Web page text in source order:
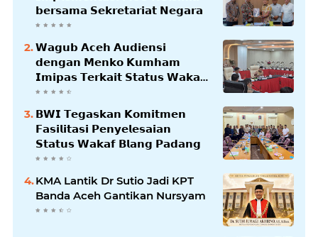
𝗯𝗲𝗿𝘀𝗮𝗺𝗮 𝗦𝗲𝗸𝗿𝗲𝘁𝗮𝗿𝗶𝗮𝘁 𝗡𝗲𝗴𝗮𝗿𝗮
𝗪𝗮𝗴𝘂𝗯 𝗔𝗰𝗲𝗵 𝗔𝘂𝗱𝗶𝗲𝗻𝘀𝗶
𝗱𝗲𝗻𝗴𝗮𝗻 𝗠𝗲𝗻𝗸𝗼 𝗞𝘂𝗺𝗵𝗮𝗺
𝗜𝗺𝗶𝗽𝗮𝘀 𝗧𝗲𝗿𝗸𝗮𝗶𝘁 𝗦𝘁𝗮𝘁𝘂𝘀 𝗪𝗮𝗸𝗮𝗳
𝗕𝗹𝗮𝗻𝗴𝗽𝗮𝗱𝗮𝗻𝗴
𝗕𝗪𝗜 𝗧𝗲𝗴𝗮𝘀𝗸𝗮𝗻 𝗞𝗼𝗺𝗶𝘁𝗺𝗲𝗻
𝗙𝗮𝘀𝗶𝗹𝗶𝘁𝗮𝘀𝗶 𝗣𝗲𝗻𝘆𝗲𝗹𝗲𝘀𝗮𝗶𝗮𝗻
𝗦𝘁𝗮𝘁𝘂𝘀 𝗪𝗮𝗸𝗮𝗳 𝗕𝗹𝗮𝗻𝗴 𝗣𝗮𝗱𝗮𝗻𝗴
KMA Lantik Dr Sutio Jadi KPT
Banda Aceh Gantikan Nursyam